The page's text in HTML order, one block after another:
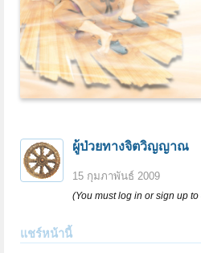
ผู้ป่วยทางจิตวิญญาณ
15 กุมภาพันธ์ 2009
(You must log in or sign up
แชร์หน้านี้